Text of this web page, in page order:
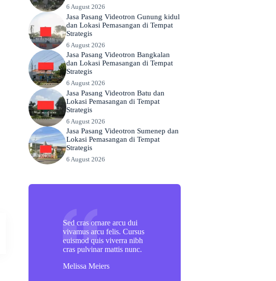
6 August 2026
Jasa Pasang Videotron Gunung kidul
dan Lokasi Pemasangan di Tempat
Strategis
6 August 2026
Jasa Pasang Videotron Bangkalan
dan Lokasi Pemasangan di Tempat
Strategis
6 August 2026
Jasa Pasang Videotron Batu dan
Lokasi Pemasangan di Tempat
Strategis
6 August 2026
Jasa Pasang Videotron Sumenep dan
Lokasi Pemasangan di Tempat
Strategis
6 August 2026
Sed cras ornare arcu dui
vivamus arcu felis. Cursus
euismod quis viverra nibh
cras pulvinar mattis nunc.
Melissa Meiers